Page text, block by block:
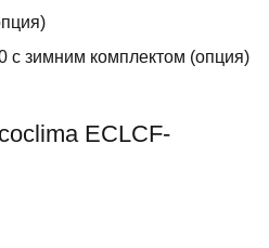
с зимним комплектом (опция)
ECLCF-